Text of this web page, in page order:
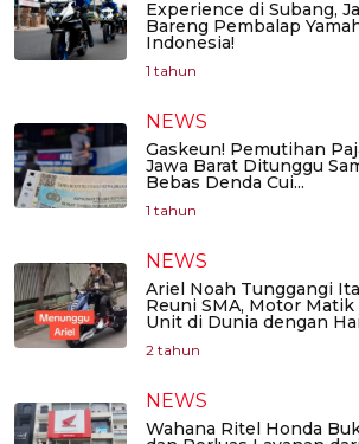
Experience di Subang,
Bareng Pembalap
Indonesia!
1 tahun
NEWS
Gaskeun! Pemutihan
Jawa Barat Ditunggu
Bebas Denda Cui...
1 tahun
NEWS
Ariel Noah Tunggangi
Reuni SMA, Motor Matik
Unit di Dunia dengan
2 tahun
NEWS
Wahana Ritel Honda